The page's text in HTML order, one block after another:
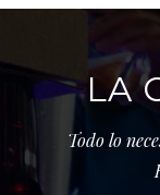
LA
Todo lo